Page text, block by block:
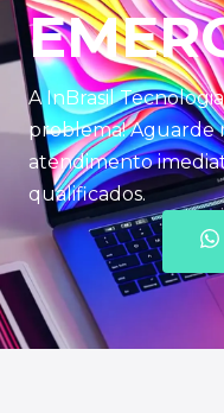
A InBrasil
problema! Aguarde
atendimento
qualificados.